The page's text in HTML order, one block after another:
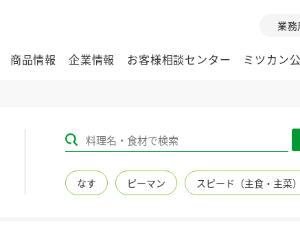
商品情報 企業情報
企業理念
ミツカングループの企
お客様相談センター ミツカン
業
なす ピーマン スピード（主食・主菜）